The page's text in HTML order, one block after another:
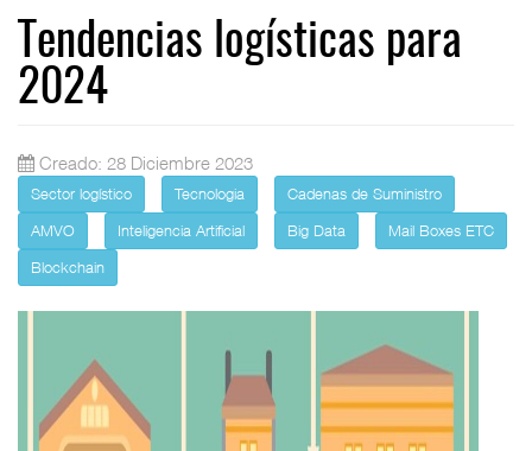
Tendencias logísticas para
2024
Creado: 28 Diciembre 2023
Sector logístico Tecnologia
Cadenas de Suministro
AMVO
Inteligencia Artificial Big Data
Mail Boxes ETC
Blockchain